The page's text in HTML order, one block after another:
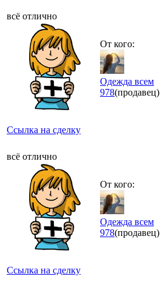
всё отлично
Ссылка на сделку
От кого:
Одежда всем
978(продавец)
всё отлично
Ссылка на сделку
От кого:
Одежда всем
978(продавец)